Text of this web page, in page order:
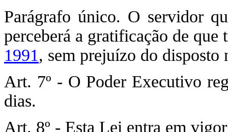
Parágrafo único. O servidor
perceberá a gratificação de que
1991, sem prejuízo do disposto
Art. 7º - O Poder Executivo
dias.
Art. 8º - Esta Lei entra em